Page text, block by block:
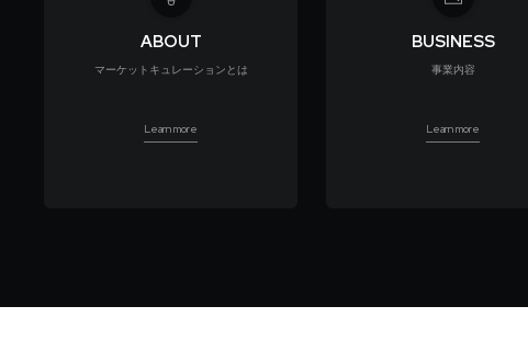
ABOUT
マーケットキュレーションとは
Learn more
BUSINESS
事業内容
Learn more